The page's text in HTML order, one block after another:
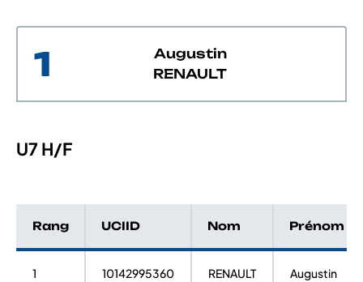
1
Augustin
RENAULT
U7 H/F
Rang UCIID Nom Prénom
1 10142995360 RENAULT Augustin